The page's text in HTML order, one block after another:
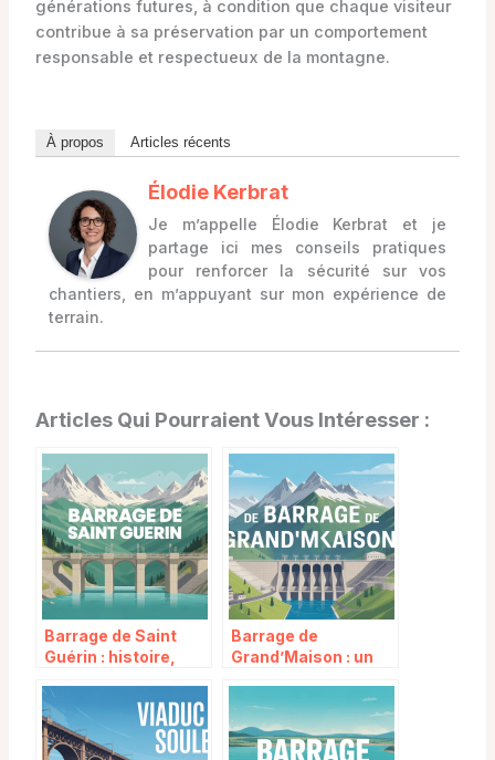
générations futures, à condition que chaque visiteur
contribue à sa préservation par un comportement
responsable et respectueux de la montagne.
À propos Articles récents
Élodie Kerbrat
Je m’appelle Élodie Kerbrat et je
partage ici mes conseils pratiques
pour renforcer la sécurité sur vos
chantiers, en m’appuyant sur mon expérience de
terrain.
Articles Qui Pourraient Vous Intéresser :
Barrage de Saint
Guérin : histoire,
secrets d’un site
d’exception
Barrage de
Grand’Maison : un
l’hydroélectricité au
cœur des Alpes